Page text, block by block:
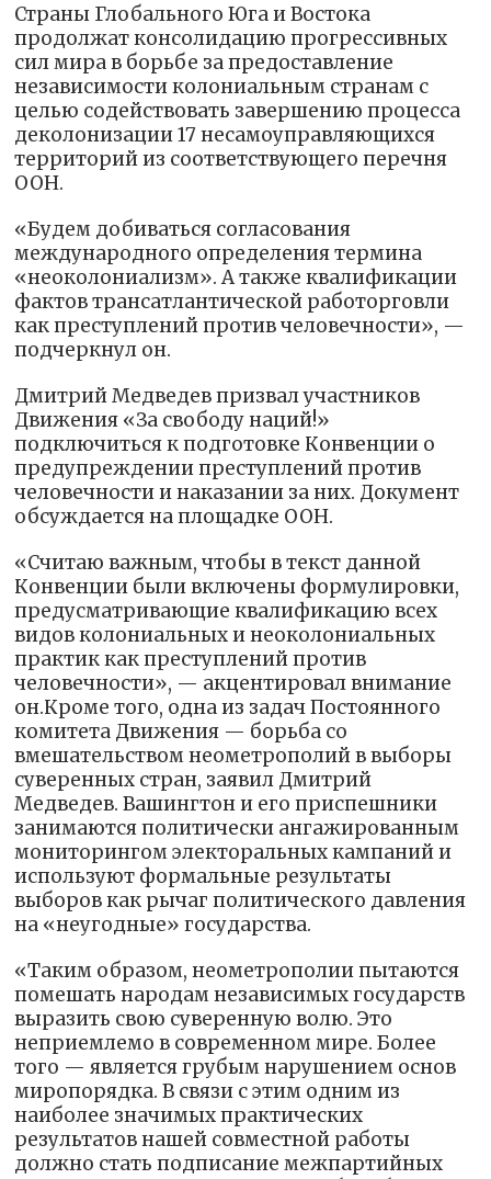
Страны Глобального Юга и Востока
продолжат консолидацию прогрессивных
сил мира в борьбе за предоставление
независимости колониальным странам с
целью содействовать завершению процесса
деколонизации 17 несамоуправляющихся
территорий из соответствующего перечня
ООН.
«Будем добиваться согласования
международного определения термина
«неоколониализм». А также квалификации
фактов трансатлантической работорговли
как преступлений против человечности», —
подчеркнул он.
Дмитрий Медведев призвал участников
Движения «За свободу наций!»
подключиться к подготовке Конвенции о
предупреждении преступлений против
человечности и наказании за них. Документ
обсуждается на площадке ООН.
«Считаю важным, чтобы в текст данной
Конвенции были включены формулировки,
предусматривающие квалификацию всех
видов колониальных и неоколониальных
практик как преступлений против
человечности», — акцентировал внимание
он.Кроме того, одна из задач Постоянного
комитета Движения — борьба со
вмешательством неометрополий в выборы
суверенных стран, заявил Дмитрий
Медведев. Вашингтон и его приспешники
занимаются политически ангажированным
мониторингом электоральных кампаний и
используют формальные результаты
выборов как рычаг политического давления
на «неугодные» государства.
«Таким образом, неометрополии пытаются
помешать народам независимых государств
выразить свою суверенную волю. Это
неприемлемо в современном мире. Более
того — является грубым нарушением основ
миропорядка. В связи с этим одним из
наиболее значимых практических
результатов нашей совместной работы
должно стать подписание межпартийных